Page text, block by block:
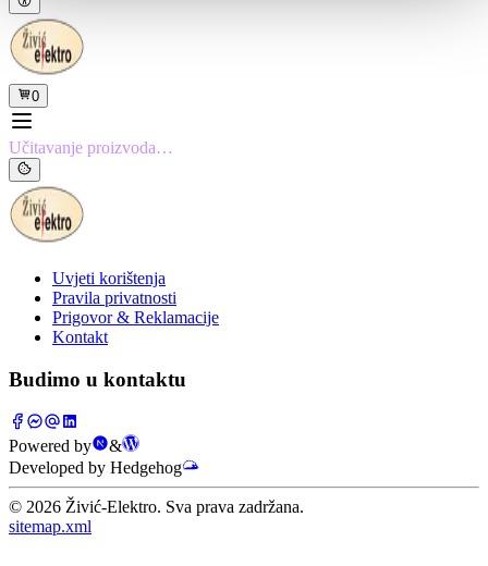
0
Učitavanje proizvoda…
Uvjeti korištenja
Pravila privatnosti
Prigovor & Reklamacije
Kontakt
Budimo u kontaktu
Powered by
&
Developed by Hedgehog
© 2026 Živić-Elektro. Sva prava zadržana.
sitemap.xml